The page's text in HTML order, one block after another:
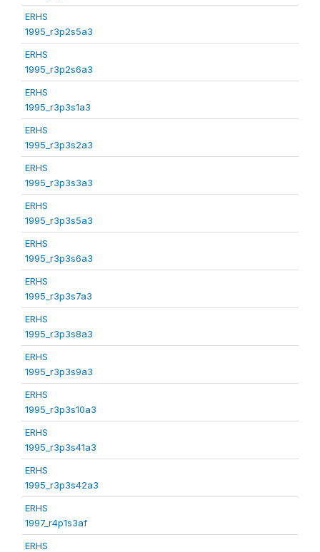
ERHS
1995_r3p2s5a3
ERHS
1995_r3p2s6a3
ERHS
1995_r3p3s1a3
ERHS
1995_r3p3s2a3
ERHS
1995_r3p3s3a3
ERHS
1995_r3p3s5a3
ERHS
1995_r3p3s6a3
ERHS
1995_r3p3s7a3
ERHS
1995_r3p3s8a3
ERHS
1995_r3p3s9a3
ERHS
1995_r3p3s10a3
ERHS
1995_r3p3s41a3
ERHS
1995_r3p3s42a3
ERHS
1997_r4p1s3af
ERHS